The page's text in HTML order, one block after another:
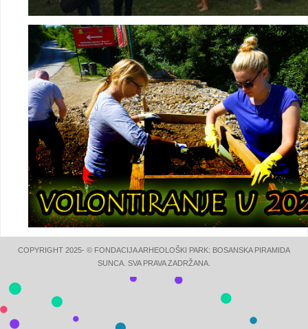
COPYRIGHT 2025- © FONDACIJA ARHEOLOŠKI PARK: BOSANSKA PIRAMIDA
SUNCA. SVA PRAVA ZADRŽANA.